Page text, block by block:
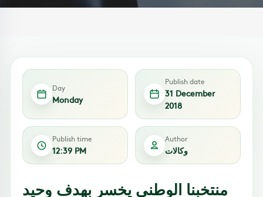
Day
Monday
Publish date
31 December
2018
Publish time
12:39 PM
Author
وكالات
منتخبنا الوطني يخسر بهدف وحيد